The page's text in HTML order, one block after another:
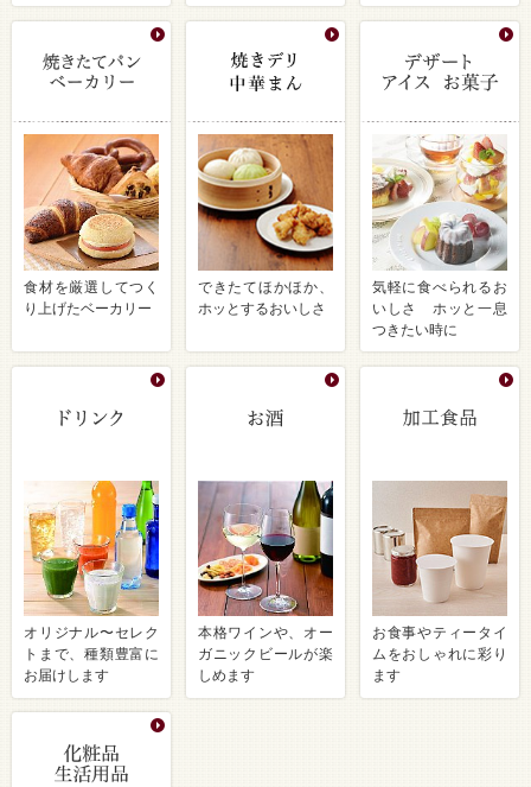
食材を厳選してつく
り上げたベーカリー
できたてほかほか、
ホッとするおいしさ
気軽に食べられるお
いしさ ホッと一息
つきたい時に
オリジナル〜セレク
トまで、種類豊富に
お届けします
本格ワインや、オー
ガニックビールが楽
しめます
お食事やティータイ
ムをおしゃれに彩り
ます